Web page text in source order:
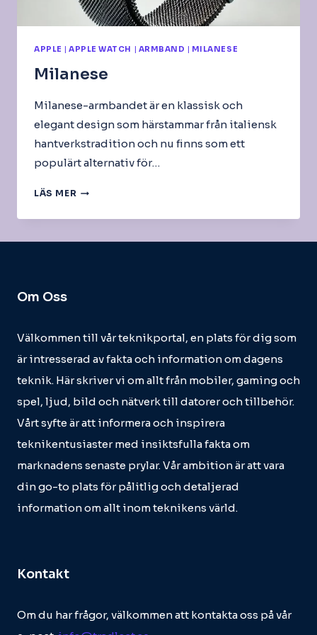
APPLE |APPLE WATCH | ARMBAND | MILANESE
Milanese
Milanese-armbandet är en klassisk och
elegant design som härstammar från italiensk
hantverkstradition och nu finns som ett
populärt alternativ för…
LÄS MER MILANESE
Om Oss
Välkommen till vår teknikportal, en plats för dig som
är intresserad av fakta och information om dagens
teknik. Här skriver vi om allt från mobiler, gaming och
spel, ljud, bild och nätverk till datorer och tillbehör.
Vårt syfte är att informera och inspirera
teknikentusiaster med insiktsfulla fakta om
marknadens senaste prylar. Vår ambition är att vara
din go-to plats för pålitlig och detaljerad
information om allt inom teknikens värld.
Kontakt
Om du har frågor, välkommen att kontakta oss på vår